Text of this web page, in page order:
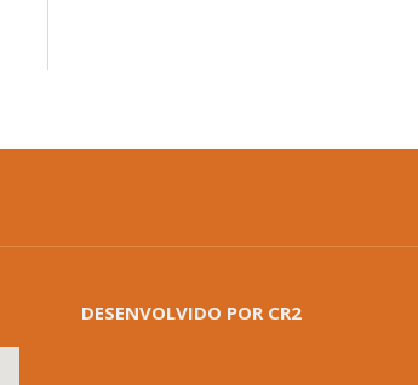
DESENVOLVIDO POR CR2